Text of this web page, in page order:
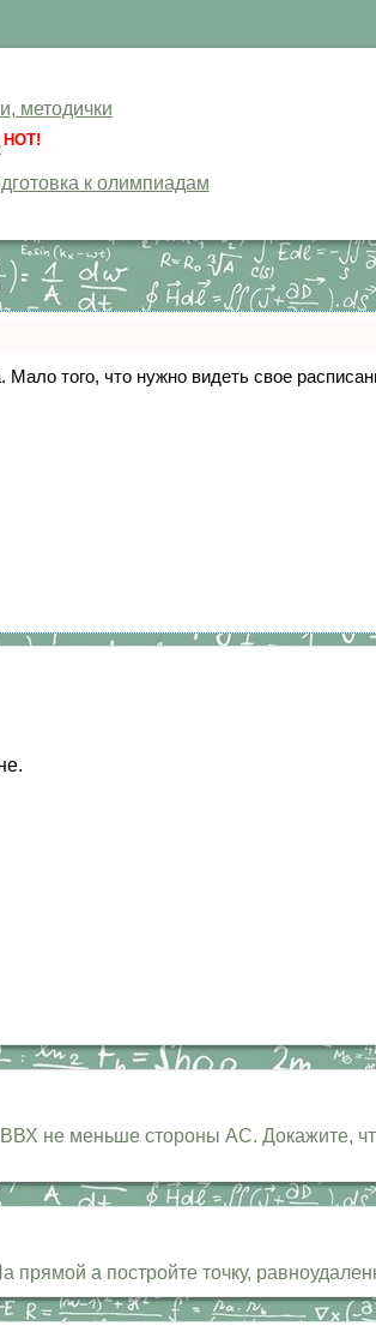
методички
HOT!
к олимпиадам
того, что нужно видеть свое
не меньше стороны АС. Докажите,
а постройте точку,